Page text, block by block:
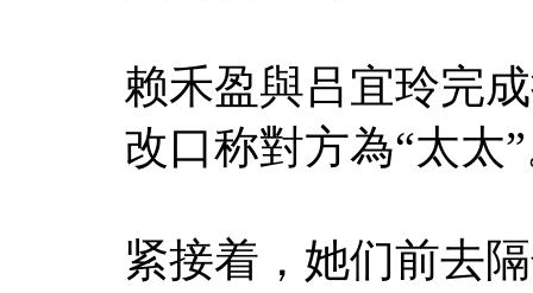
赖禾盈與吕宜玲完
改口称對方為“太太
紧接着，她们前去